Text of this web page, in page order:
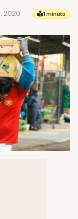
2020 1 minuto